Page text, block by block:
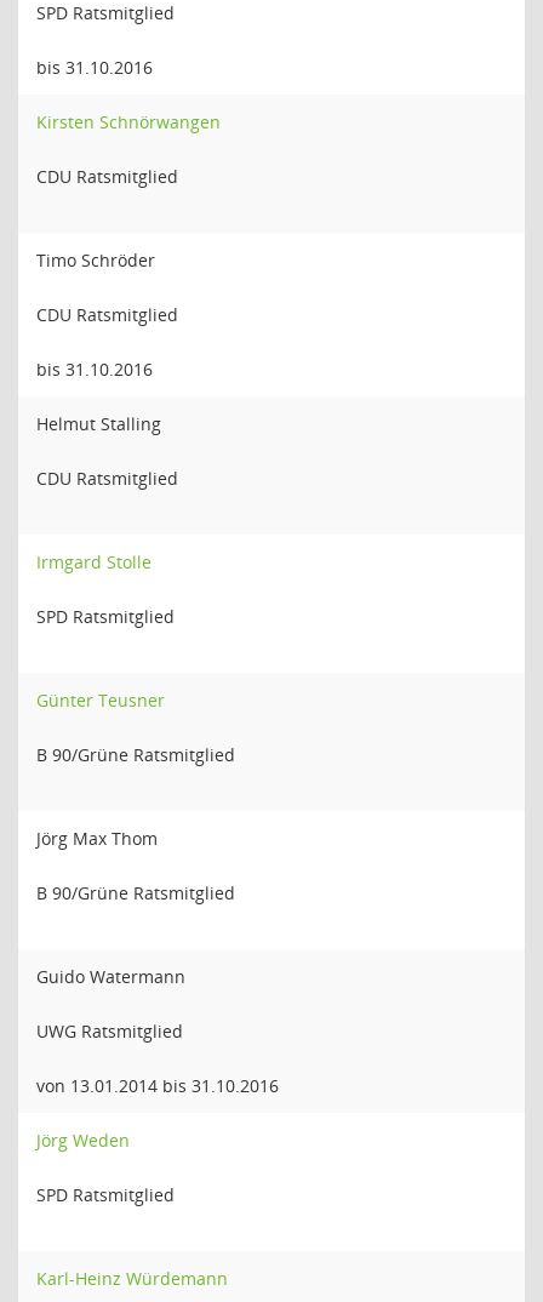
SPD Ratsmitglied
bis 31.10.2016
Kirsten Schnörwangen
CDU Ratsmitglied
Timo Schröder
CDU Ratsmitglied
bis 31.10.2016
Helmut Stalling
CDU Ratsmitglied
Irmgard Stolle
SPD Ratsmitglied
Günter Teusner
B 90/Grüne Ratsmitglied
Jörg Max Thom
B 90/Grüne Ratsmitglied
Guido Watermann
UWG Ratsmitglied
von 13.01.2014 bis 31.10.2016
Jörg Weden
SPD Ratsmitglied
Karl-Heinz Würdemann